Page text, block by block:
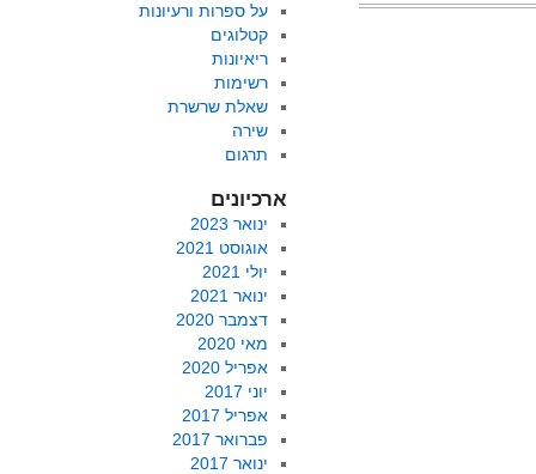
על ספרות ורעיונות
קטלוגים
ריאיונות
רשימות
שאלת שרשרת
שירה
תרגום
ארכיונים
ינואר 2023
אוגוסט 2021
יולי 2021
ינואר 2021
דצמבר 2020
מאי 2020
אפריל 2020
יוני 2017
אפריל 2017
פברואר 2017
ינואר 2017